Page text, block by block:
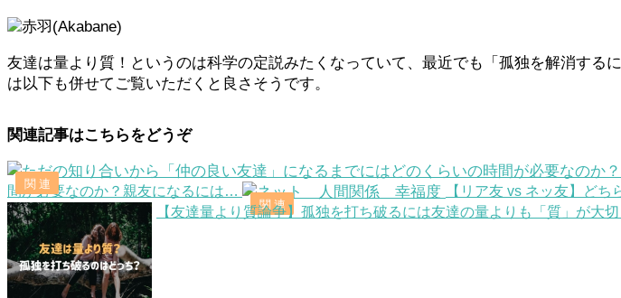
赤羽(Akabane)
友達は量より質！というのは科学の定説みたくなっていて、最近でも「孤独を解消する
は以下も併せてご覧いただくと良さそうです。
関連記事はこちらをどうぞ
間が必要なのか？親友になるには…
【リア友 vs ネッ友】ど
【友達量より質論争】孤独を打ち破るには友達の量よりも「質」が大